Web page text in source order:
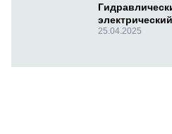
25.04.2025